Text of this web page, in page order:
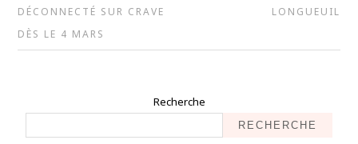
DÉCONNECTÉ SUR CRAVE
DÈS LE 4 MARS
LONGUEUIL
Recherche
RECHERCHE